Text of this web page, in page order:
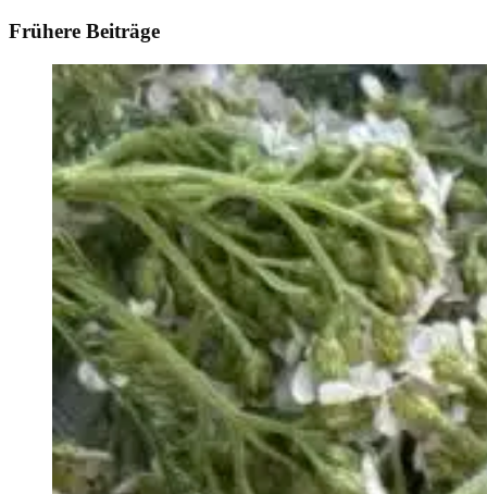
Frühere Beiträge